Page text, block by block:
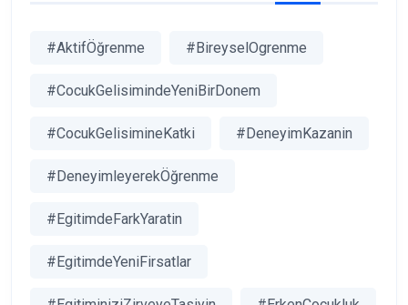
#AktifÖğrenme #BireyselOgrenme
#CocukGelisimindeYeniBirDonem
#CocukGelisimineKatki #DeneyimKazanin
#DeneyimleyerekÖğrenme
#EgitimdeFarkYaratin
#EgitimdeYeniFirsatlar